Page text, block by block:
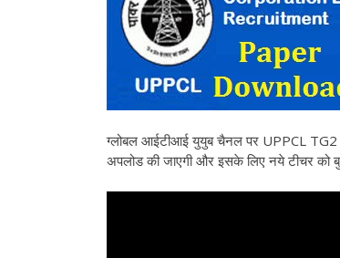
ग्लोबल आईटीआई युयुब चैनल पर UPPCL TG2
अपलोड की जाएगी और इसके लिए नये टीचर को